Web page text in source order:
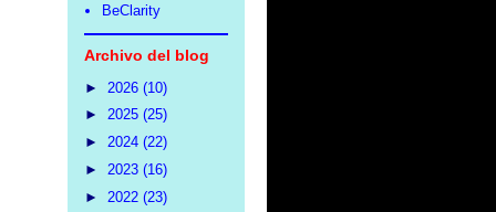
BeClarity
Archivo del blog
► 2026 (10)
► 2025 (25)
► 2024 (22)
► 2023 (16)
► 2022 (23)